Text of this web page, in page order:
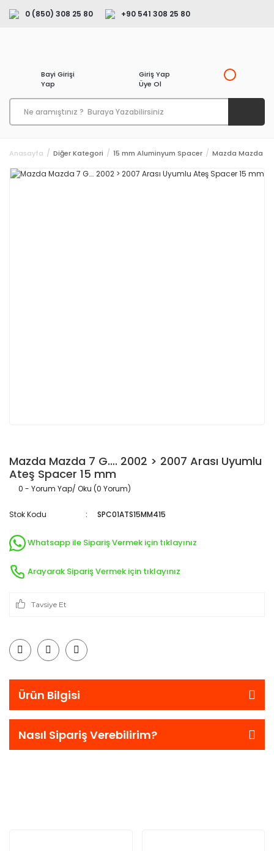
0 (850) 308 25 80 +90 541 308 25 80
Bayi Girişi
Yap
Giriş Yap
Üye Ol
Anasayfa Diğer Kategori 15 mm Aluminyum Spacer Mazda Mazda 7
Mazda Mazda 7 G…. 2002 > 2007 Arası Uyumlu
Ateş Spacer 15 mm
0 - Yorum Yap/ Oku (0 Yorum)
Stok Kodu SPC01ATS15MM415
Whatsapp ile Sipariş Vermek için tıklayınız
Arayarak Sipariş Vermek için tıklayınız
Tavsiye Et
Ürün Bilgisi
Nasıl Sipariş Verebilirim?